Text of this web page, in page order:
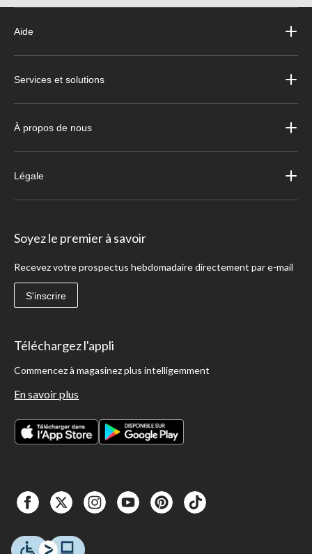
Aide
Services et solutions
À propos de nous
Légale
Soyez le premier à savoir
Recevez votre prospectus hebdomadaire directement par e-mail
S'inscrire
Téléchargez l'appli
Commencez à magasinez plus intelligemment
En savoir plus